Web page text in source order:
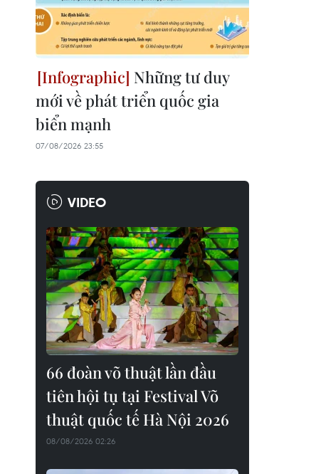
Những tư duy
mới về phát triển quốc gia
biển mạnh
07/08/2026 23:55
VIDEO
66 đoàn võ thuật lần đầu
tiên hội tụ tại Festival Võ
thuật quốc tế Hà Nội 2026
08/08/2026 02:26